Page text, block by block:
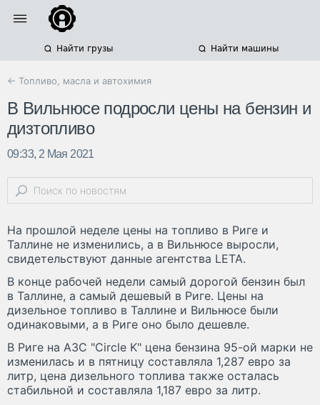
Найти грузы Найти машины
← Топливо, масла и автохимия
В Вильнюсе подросли цены на бензин и
дизтопливо
09:33, 2 Мая 2021
На прошлой неделе цены на топливо в Риге и
Таллине не изменились, а в Вильнюсе выросли,
свидетельствуют данные агентства LETA.
В конце рабочей недели самый дорогой бензин был
в Таллине, а самый дешевый в Риге. Цены на
дизельное топливо в Таллине и Вильнюсе были
одинаковыми, а в Риге оно было дешевле.
В Риге на АЗС "Circle K" цена бензина 95-ой марки не
изменилась и в пятницу составляла 1,287 евро за
литр, цена дизельного топлива также осталась
стабильной и составляла 1,187 евро за литр.